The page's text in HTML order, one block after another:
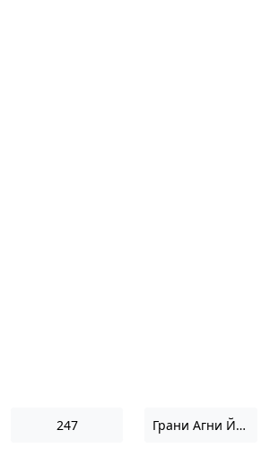
247 Грани Агни Йоги 1957